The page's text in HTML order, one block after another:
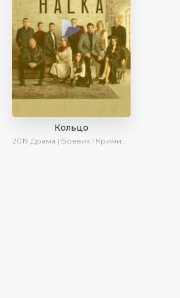
Кольцо
2019 Драма | Боевик | Криминал